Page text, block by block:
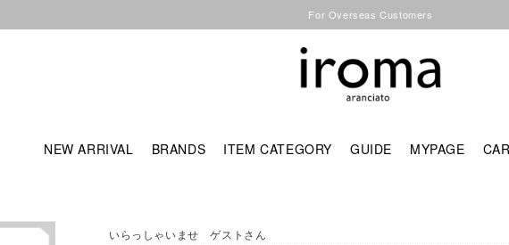
For Overseas Customers
NEW ARRIVAL BRANDS ITEM CATEGORY GUIDE MYPAGE
いらっしゃいませ ゲストさん